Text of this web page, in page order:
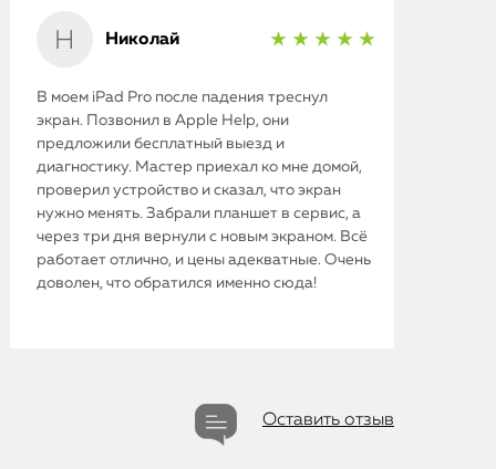
iPhone
Николай ★ ★ ★ ★ ★
В моем iPad Pro после падения треснул
экран. Позвонил в Apple Help, они
предложили бесплатный выезд и
диагностику. Мастер приехал ко мне домой,
проверил устройство и сказал, что экран
нужно менять. Забрали планшет в сервис, а
через три дня вернули с новым экраном. Всё
работает отлично, и цены адекватные. Очень
доволен, что обратился именно сюда!
Оставить отзыв